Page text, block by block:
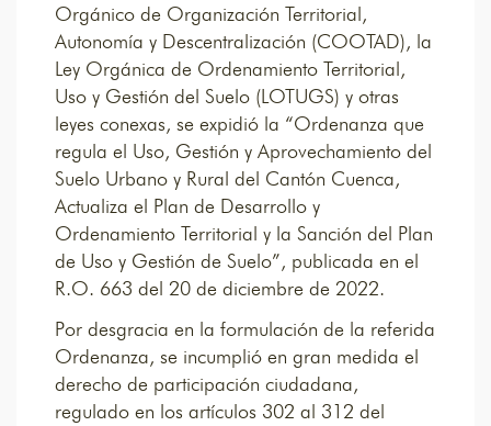
Orgánico de Organización Territorial,
Autonomía y Descentralización (COOTAD), la
Ley Orgánica de Ordenamiento Territorial,
Uso y Gestión del Suelo (LOTUGS) y otras
leyes conexas, se expidió la “Ordenanza que
regula el Uso, Gestión y Aprovechamiento del
Suelo Urbano y Rural del Cantón Cuenca,
Actualiza el Plan de Desarrollo y
Ordenamiento Territorial y la Sanción del Plan
de Uso y Gestión de Suelo”, publicada en el
R.O. 663 del 20 de diciembre de 2022.
Por desgracia en la formulación de la referida
Ordenanza, se incumplió en gran medida el
derecho de participación ciudadana,
regulado en los artículos 302 al 312 del